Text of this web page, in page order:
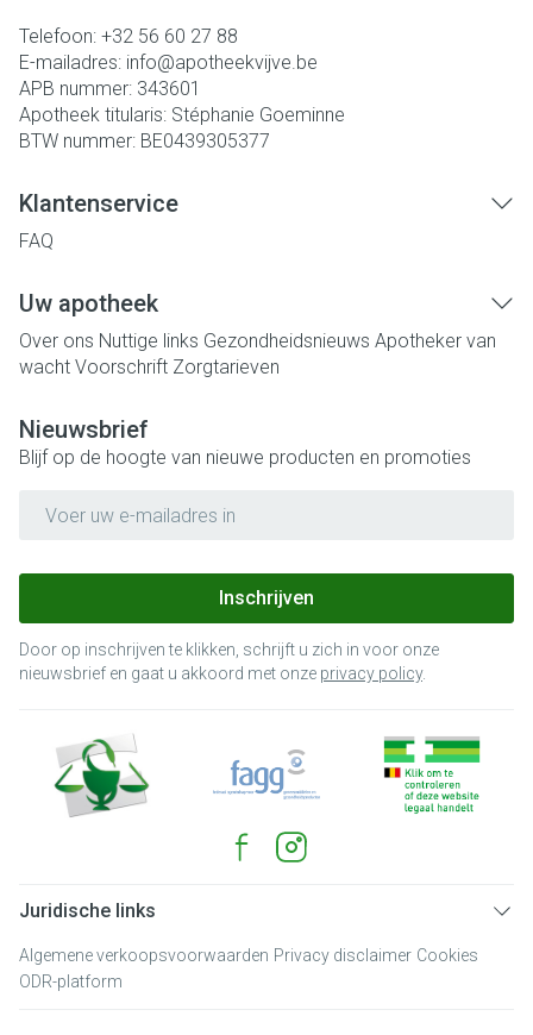
Telefoon: +32 56 60 27 88
E-mailadres: info@apotheekvijve.be
APB nummer: 343601
Apotheek titularis: Stéphanie Goeminne
BTW nummer: BE0439305377
Klantenservice
FAQ
Uw apotheek
Over ons Nuttige links Gezondheidsnieuws Apotheker van
wacht Voorschrift Zorgtarieven
Nieuwsbrief
Blijf op de hoogte van nieuwe producten en promoties
Inschrijven
Door op inschrijven te klikken, schrijft u zich in voor onze
nieuwsbrief en gaat u akkoord met onze privacy policy.
Juridische links
Algemene verkoopsvoorwaarden Privacy disclaimer Cookies
ODR-platform